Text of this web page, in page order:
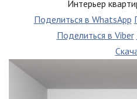
Интерьер
Поделиться в WhatsApp
Поделиться в Viber